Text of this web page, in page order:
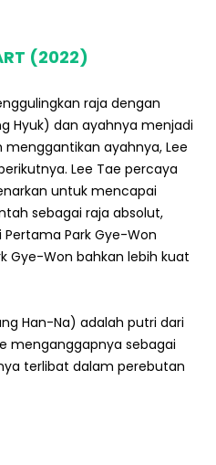
(2022)
raja dengan
Hyuk) dan ayahnya menjadi
menggantikan ayahnya, Lee
Lee Tae percaya
untuk mencapai
sebagai raja absolut,
Park Gye-Won
Gye-Won bahkan lebih kuat
Han-Na) adalah putri dari
menganggapnya sebagai
terlibat dalam perebutan